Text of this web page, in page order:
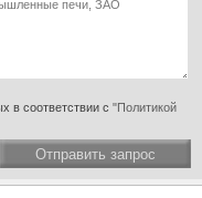
в соответствии с "Политикой
Отправить запрос